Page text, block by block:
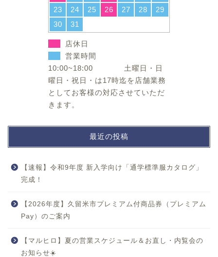
23
24 25 26 27 28
29
30
31
店休日
営業時間
10:00~18:00 土曜日・日
曜日・祝日・は17時迄を店舗業務
としてお客様の対応させていただ
きます。
最近の投稿
【速報】令和9年度 新入学向け「通学標準服カタログ」
完成！
【2026年度】久留米市プレミアム付商品券（プレミアム
Pay）のご案内
【マルヒロ】夏の営業スケジュール＆お直し・内覧会の
お知らせ☀️